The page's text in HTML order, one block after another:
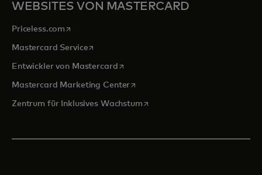
WEBSITES VON MASTERCARD
Priceless.com wird in einer neuen Registerkarte geöffnet
Mastercard Servicewird in einer neuen Registerkarte geöffnet
Entwickler von Mastercardwird in einer neuen Registerkarte
Mastercard Marketing Centerwird in einer neuen
Zentrum für Inklusives Wachstumwird in einer neuen